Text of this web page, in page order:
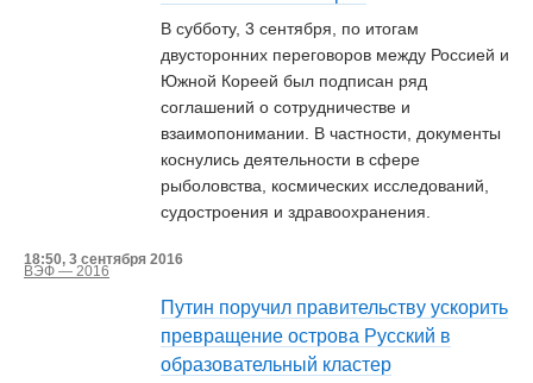
В субботу, 3 сентября, по итогам
двусторонних переговоров между Россией и
Южной Кореей был подписан ряд
соглашений о сотрудничестве и
взаимопонимании. В частности, документы
коснулись деятельности в сфере
рыболовства, космических исследований,
судостроения и здравоохранения.
18:50, 3 сентября 2016
ВЭФ — 2016
Путин поручил правительству ускорить
превращение острова Русский в
образовательный кластер